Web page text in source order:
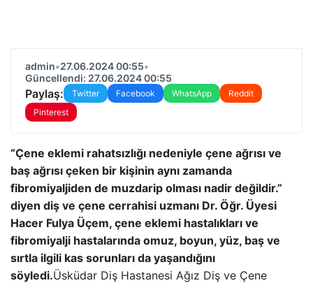
admin•27.06.2024 00:55•
Güncellendi: 27.06.2024 00:55
Paylaş: Twitter Facebook WhatsApp
Reddit
Pinterest
“Çene eklemi rahatsızlığı nedeniyle çene ağrısı ve
baş ağrısı çeken bir kişinin aynı zamanda
fibromiyaljiden de muzdarip olması nadir değildir.”
diyen diş ve çene cerrahisi uzmanı Dr. Öğr. Üyesi
Hacer Fulya Üçem, çene eklemi hastalıkları ve
fibromiyalji hastalarında omuz, boyun, yüz, baş ve
sırtla ilgili kas sorunları da yaşandığını
söyledi.Üsküdar Diş Hastanesi Ağız Diş ve Çene